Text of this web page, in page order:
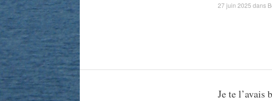
27 juin 2025 dans
Je te l’avais